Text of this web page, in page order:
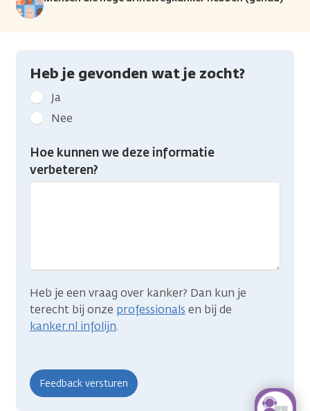
Heb je gevonden wat je zocht?
Geef
kanker.nl
feedback:
Heb
gevonden
Ja
Nee
Hoe kunnen we deze informatie
verbeteren?
Heb je een vraag over kanker? Dan kun je
terecht bij onze professionals en bij de
kanker.nl infolijn.